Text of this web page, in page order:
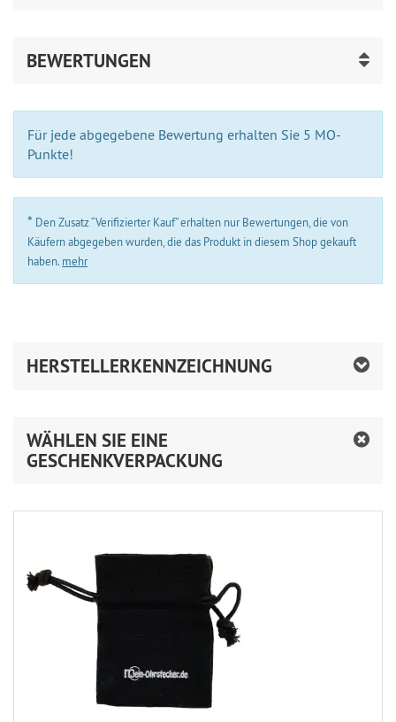
BEWERTUNGEN
Für jede abgegebene Bewertung erhalten Sie 5 MO-
Punkte!
* Den Zusatz “Verifizierter Kauf” erhalten nur Bewertungen, die von
Käufern abgegeben wurden, die das Produkt in diesem Shop gekauft
haben. mehr
HERSTELLERKENNZEICHNUNG
WÄHLEN SIE EINE
GESCHENKVERPACKUNG